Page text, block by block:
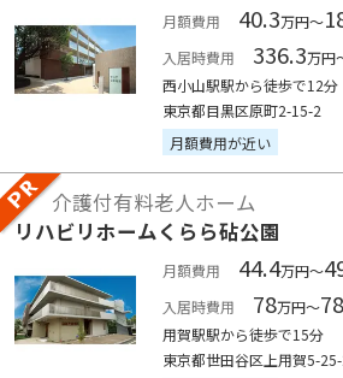
月額費用 40.3万円～
入居時費用
336.3万円
西小山駅駅から徒歩で12分
東京都目黒区原町2-15-2
月額費用が近い
介護付有料老人ホーム
リハビリホームくらら砧公園
月額費用 44.4万円～
入居時費用
78万円～78
用賀駅駅から徒歩で15分
東京都世田谷区上用賀5-